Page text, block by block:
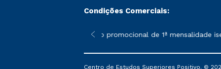
Condições Comerciais:
sofrer alterações nos períodos de rematrícula
*A condição promocional de 1ª mensalidade
Centro de Estudos Superiores Positivo. ©